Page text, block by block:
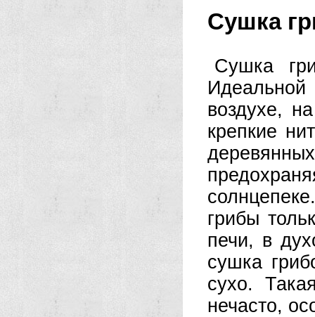
Сушка
Сушка
воздухе,
крепкие
грибы
печи, в
сушка
сухо.
нечасто,